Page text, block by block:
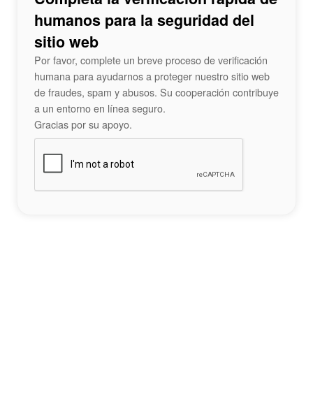
humanos para la seguridad del
sitio web
Por favor, complete un breve proceso de verificación
humana para ayudarnos a proteger nuestro sitio web
de fraudes, spam y abusos. Su cooperación contribuye
a un entorno en línea seguro.
Gracias por su apoyo.